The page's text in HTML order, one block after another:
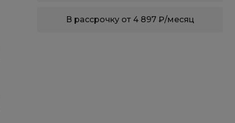
В рассрочку от 4 897 ₽/месяц